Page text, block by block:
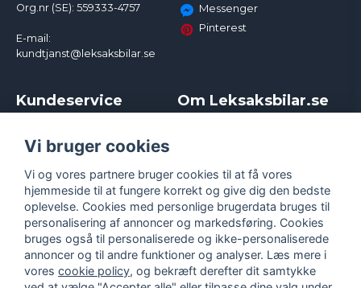
Org.nr (SE): 559333-4757
E-mail:
kundtjanst@leksaksbilar.se
Messenger
Pinterest
Kundeservice
Kampagner og rabatter
Reklamation
Policy chase cars
Returnera
Logga in
Om Leksaksbilar.se
Handelsbetingelser
Persondatapolitik
Cookies
Vi bruger cookies
Vi og vores partnere bruger cookies til at få vores
hjemmeside til at fungere korrekt og give dig den bedste
oplevelse. Cookies med personlige brugerdata bruges til
personalisering af annoncer og markedsføring. Cookies
bruges også til personaliserede og ikke-personaliserede
annoncer og til andre funktioner og analyser. Læs mere i
vores cookie policy, og bekræft derefter dit samtykke